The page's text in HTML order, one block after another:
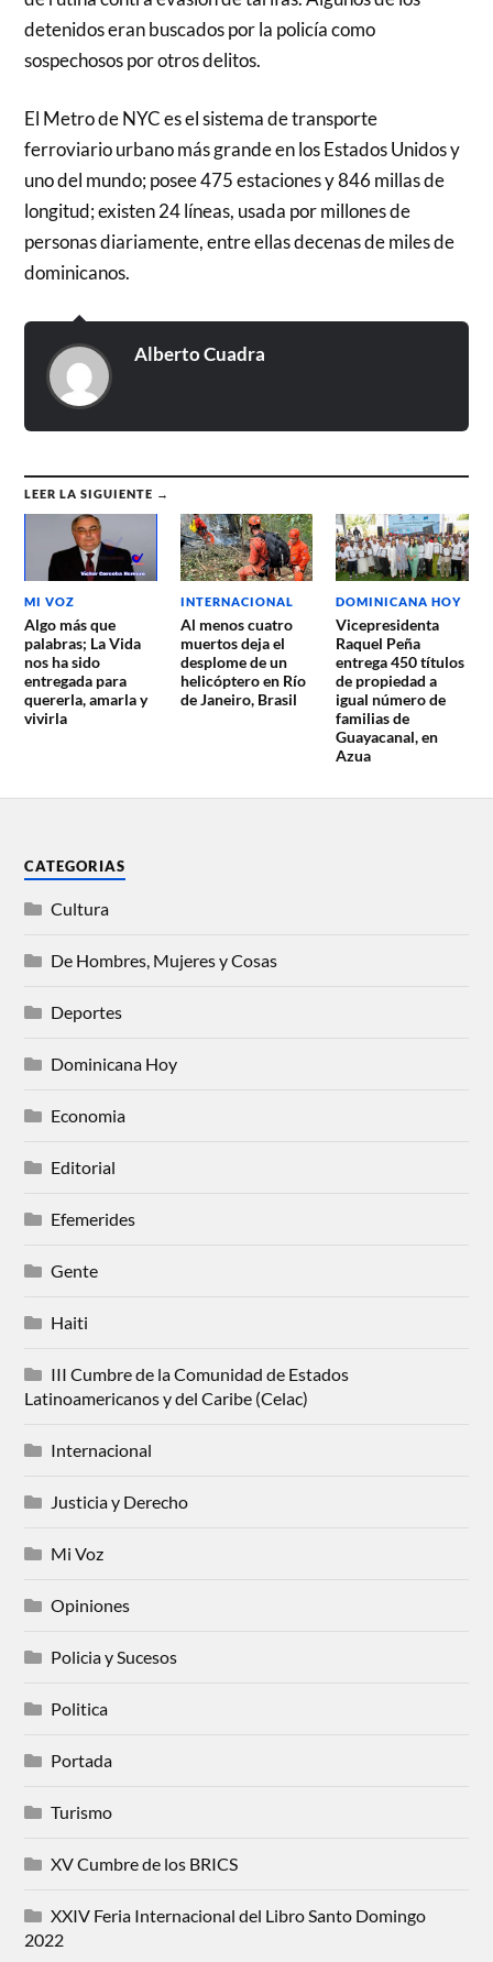
detenidos eran buscados por la policía como
sospechosos por otros delitos.
El Metro de NYC es el sistema de transporte
ferroviario urbano más grande en los Estados Unidos y
uno del mundo; posee 475 estaciones y 846 millas de
longitud; existen 24 líneas, usada por millones de
personas diariamente, entre ellas decenas de miles de
dominicanos.
Alberto Cuadra
LEER LA SIGUIENTE →
MI VOZ
Algo más que
palabras; La Vida
nos ha sido
entregada para
quererla, amarla y
vivirla
INTERNACIONAL
Al menos cuatro
muertos deja el
desplome de un
helicóptero en Río
de Janeiro, Brasil
DOMINICANA HOY
Vicepresidenta
Raquel Peña
entrega 450 títulos
de propiedad a
igual número de
familias de
Guayacanal, en
Azua
CATEGORIAS
Cultura
De Hombres, Mujeres y Cosas
Deportes
Dominicana Hoy
Economia
Editorial
Efemerides
Gente
Haiti
III Cumbre de la Comunidad de Estados
Latinoamericanos y del Caribe (Celac)
Internacional
Justicia y Derecho
Mi Voz
Opiniones
Policia y Sucesos
Politica
Portada
Turismo
XV Cumbre de los BRICS
XXIV Feria Internacional del Libro Santo Domingo
2022